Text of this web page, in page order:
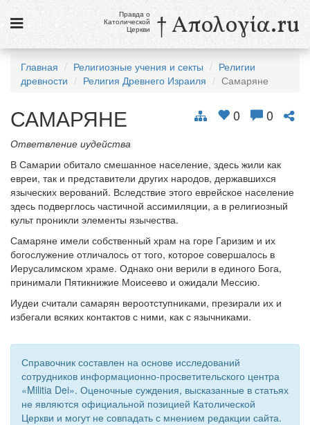
Новости
Католики в России
Галерея
Викторины
Ссылки
Религиозные учения и секты, справочник
8 августа
Св. Доминик, священник
см. календарь
Отправить сообщение
Вход
Правда о
Католической
Церкви † Απολογία.ru
Главная Религиозные учения и секты
Религии
древности
Религия Древнего Израиля Самаряне
0 0
САМАРЯНЕ
Ответвление иудейства
В Самарии обитало смешанное население, здесь жили как
евреи, так и представители других народов, державшихся
языческих верований. Вследствие этого еврейское население
здесь подверглось частичной ассимиляции, а в религиозный
культ проникли элементы язычества.
Самаряне имели собственный храм на горе Гаризим и их
богослужение отличалось от того, которое совершалось в
Иерусалимском храме. Однако они верили в единого Бога,
принимали Пятикнижие Моисеево и ожидали Мессию.
Иудеи считали самарян вероотступниками, презирали их и
избегали всяких контактов с ними, как с язычниками.
Справочник составлен на основе исследований
сотрудников информационно-просветительского центра
«Militia Dei». Оценочные суждения, высказанные в статьях
не являются официальной позицией Католической
Церкви и могут не совпадать с мнением редакции сайта.